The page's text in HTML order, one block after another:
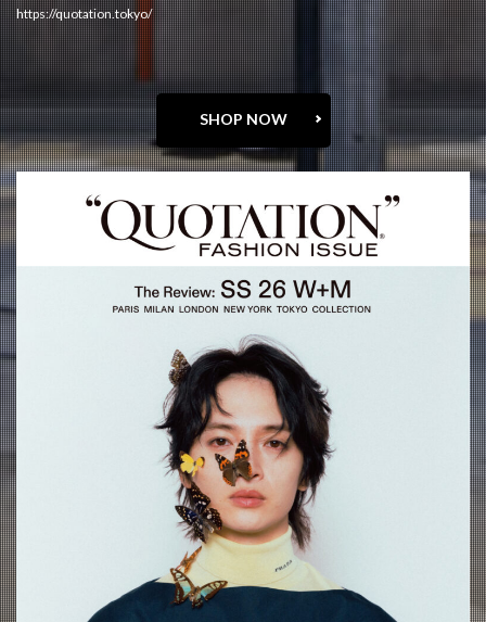
https://quotation.tokyo/
SHOP NOW